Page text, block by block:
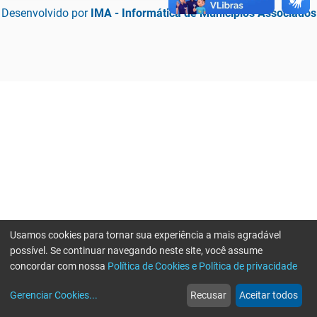
Desenvolvido por IMA - Informática de Municípios Associados
web
Notícias
more_horiz
Mais
Usamos cookies para tornar sua experiência a mais agradável
possível. Se continuar navegando neste site, você assume
concordar com nossa Política de Cookies e Política de privacidade
Gerenciar Cookies... Recusar Aceitar todos
Erro ao enviar informações, por favor tente novamente